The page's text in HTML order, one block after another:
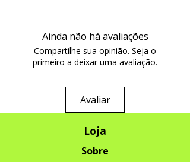
Ainda não há avaliações
Compartilhe sua opinião. Seja o
primeiro a deixar uma avaliação.
Avaliar
Loja
Sobre